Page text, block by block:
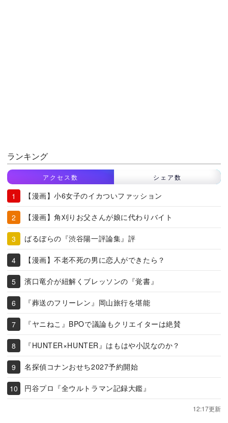
ランキング
アクセス数 シェア数
【漫画】小6女子のイカついファッション
【漫画】角刈りお父さんが娘に代わりバイト
ばるぼらの『渋谷陽一評論集』評
【漫画】不老不死の男に恋人ができたら？
濱口竜介が紐解くブレッソンの『覚書』
『葬送のフリーレン』岡山旅行を堪能
『ヤニねこ』BPOで議論もクリエイターは絶賛
『HUNTER×HUNTER』はもはや小説なのか？
名探偵コナンおせち2027予約開始
円谷プロ『全ウルトラマン記録大鑑』
12:17更新